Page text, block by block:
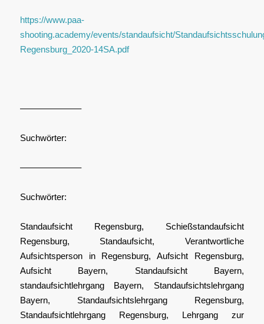
https://www.paa-
shooting.academy/events/standaufsicht/
Regensburg_2020-14SA.pdf
–––––––––––––
Suchwörter:
–––––––––––––
Suchwörter:
Standaufsicht Regensburg, Schießstandaufsicht
Regensburg, Standaufsicht, Verantwortliche
Aufsichtsperson in Regensburg, Aufsicht Regensburg,
Aufsicht Bayern, Standaufsicht Bayern,
standaufsichtlehrgang Bayern, Standaufsichtslehrgang
Bayern, Standaufsichtslehrgang Regensburg,
Standaufsichtlehrgang Regensburg, Lehrgang zur